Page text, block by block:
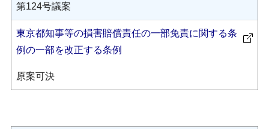
第124号議案
東京都知事等の損害賠償責任の一部免責に関する条
例の一部を改正する条例
原案可決